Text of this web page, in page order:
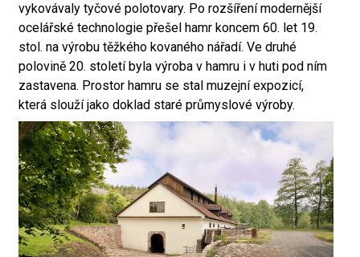
vykovávaly tyčové polotovary. Po rozšíření modernější
ocelářské technologie přešel hamr koncem 60. let 19.
stol. na výrobu těžkého kovaného nářadí. Ve druhé
polovině 20. století byla výroba v hamru i v huti pod ním
zastavena. Prostor hamru se stal muzejní expozicí,
která slouží jako doklad staré průmyslové výroby.